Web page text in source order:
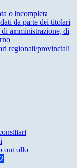
o incompleta
da parte dei titolari
amministrazione, di
regionali/provinciali
2